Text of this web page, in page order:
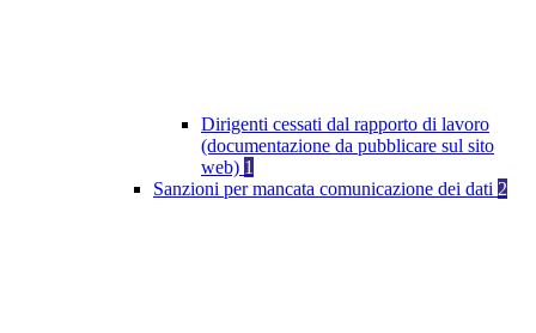
Dirigenti cessati dal rapporto di lavoro
(documentazione da pubblicare sul sito
web) 1
Sanzioni per mancata comunicazione dei dati 2